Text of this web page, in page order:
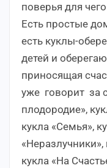
поверья для
Есть простые
есть куклы-
детей и
приносящая
уже говорит за
плодородие»,
кукла «Семья»,
кукла «На